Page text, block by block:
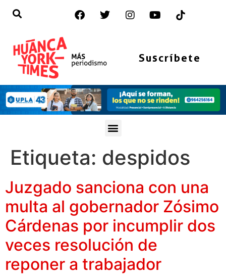
Suscríbete
Etiqueta: despidos
Juzgado sanciona con una
multa al gobernador Zósimo
Cárdenas por incumplir dos
veces resolución de
reponer a trabajador